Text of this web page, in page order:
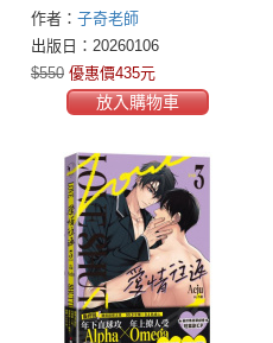
作者： 子奇老師
出版日：20260106
$550 優惠價435元
放入購物車